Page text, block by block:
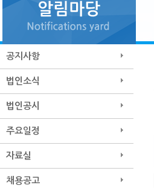
공지사항
법인소식
법인공시
주요일정
자료실
채용공고